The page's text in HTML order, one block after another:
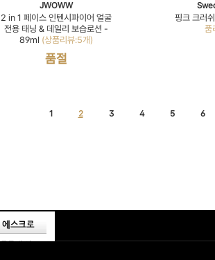
JWOWW
2 in 1 페이스 인텐시파이어 얼굴
전용 태닝 & 데일리 보습로션 -
89ml (상품리뷰:5개)
품절
핑크 크러
품
1 2 3 4 5 6